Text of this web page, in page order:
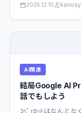
2025.12.10
AI関連
結局Google AI
話でもしよう
ｺﾍﾟｪﾛｯﾄはなんと